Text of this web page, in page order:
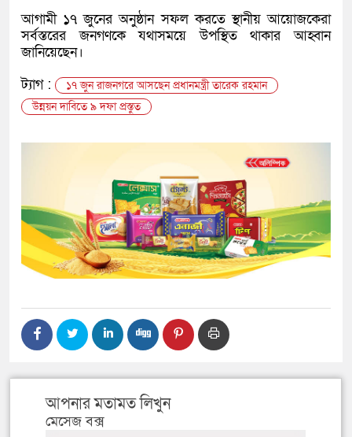
আগামী ১৭ জুনের অনুষ্ঠান সফল করতে স্থানীয় আয়োজকেরা
সর্বস্তরের জনগণকে যথাসময়ে উপস্থিত থাকার আহ্বান
জানিয়েছেন।
ট্যাগ :
১৭ জুন রাজনগরে আসছেন প্রধানমন্ত্রী তারেক রহমান
উন্নয়ন দাবিতে ৯ দফা প্রস্তুত
আপনার মতামত লিখুন
মেসেজ বক্স